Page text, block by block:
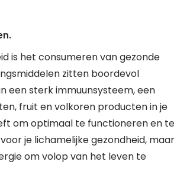
is het consumeren van gezonde
zitten boordevol
een sterk immuunsysteem, een
fruit en volkoren producten in je
om optimaal te functioneren en te
je lichamelijke gezondheid, maar
om volop van het leven te